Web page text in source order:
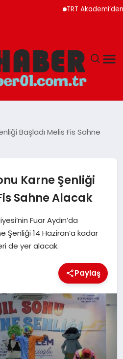
TRT Akademi’den
Başladı Melis Fis Sahne
Karne Şenliği
Sahne Alacak
Fuar Aydın’da
Şenliği 14 Haziran’a kadar
de yer alacak.
Paylaş